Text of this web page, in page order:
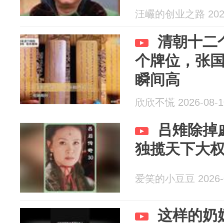
汪巗的创业之路
清朝十二
个牌位，张
瞬间高
欣欣不慌 2026-08-
吕雉除掉
独揽天下大
爱笑的小豆豆
这样的奶